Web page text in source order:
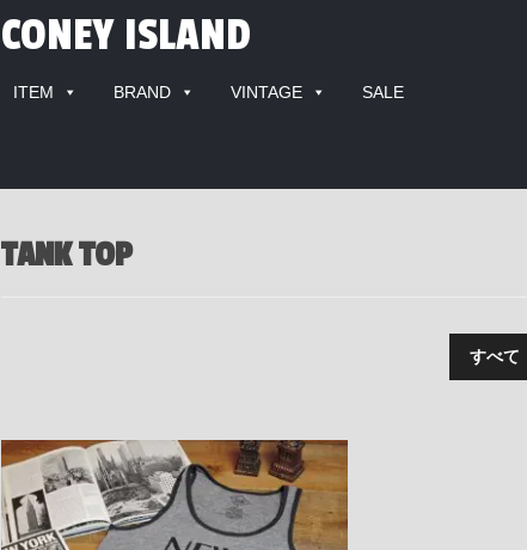
CONEY ISLAND
ITEM BRAND VINTAGE SALE
TANK TOP
すべて